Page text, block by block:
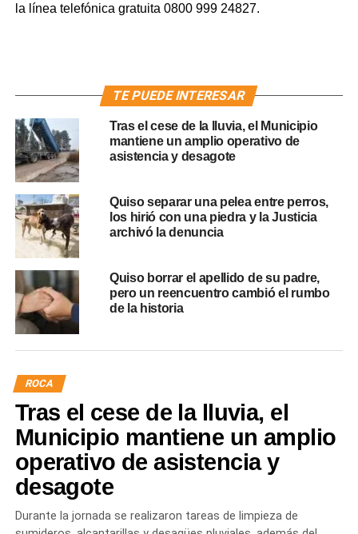
la línea telefónica gratuita 0800 999 24827.
TE PUEDE INTERESAR
Tras el cese de la lluvia, el Municipio
mantiene un amplio operativo de
asistencia y desagote
Quiso separar una pelea entre perros,
los hirió con una piedra y la Justicia
archivó la denuncia
Quiso borrar el apellido de su padre,
pero un reencuentro cambió el rumbo
de la historia
ROCA
Tras el cese de la lluvia, el
Municipio mantiene un amplio
operativo de asistencia y
desagote
Durante la jornada se realizaron tareas de limpieza de